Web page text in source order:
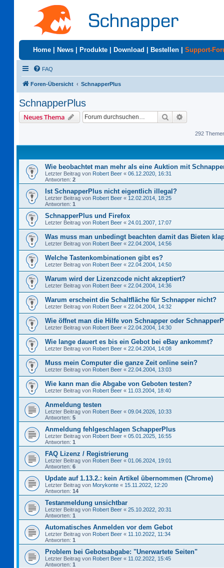
Home News Produkte Download Bestellen Support-
FAQ
Foren-Übersicht SchnapperPlus
SchnapperPlus
Neues Thema Suche
292
Wie beobachtet man mehr als eine Auktion mit
Letzter Beitrag von Robert Beer « 06.12.2020, 16:31
Antworten: 2
Ist SchnapperPlus nicht eigentlich illegal?
Letzter Beitrag von Robert Beer « 12.02.2014, 18:25
Antworten: 1
SchnapperPlus und Firefox
Letzter Beitrag von Robert Beer « 24.01.2007, 17:07
Was muss man unbedingt beachten damit das Bieten
Letzter Beitrag von Robert Beer « 22.04.2004, 14:56
Welche Tastenkombinationen gibt es?
Letzter Beitrag von Robert Beer « 22.04.2004, 14:50
Warum wird der Lizenzcode nicht akzeptiert?
Letzter Beitrag von Robert Beer « 22.04.2004, 14:36
Warum erscheint die Schaltfläche für Schnapper nicht?
Letzter Beitrag von Robert Beer « 22.04.2004, 14:32
Wie öffnet man die Hilfe von Schnapper oder
Letzter Beitrag von Robert Beer « 22.04.2004, 14:30
Wie lange dauert es bis ein Gebot bei eBay ankommt?
Letzter Beitrag von Robert Beer « 22.04.2004, 14:08
Muss mein Computer die ganze Zeit online sein?
Letzter Beitrag von Robert Beer « 22.04.2004, 13:03
Wie kann man die Abgabe von Geboten testen?
Letzter Beitrag von Robert Beer « 11.03.2004, 18:40
Anmeldung testen
Letzter Beitrag von Robert Beer « 09.04.2026, 10:33
Antworten: 5
Anmeldung fehlgeschlagen SchapperPlus
Letzter Beitrag von Robert Beer « 05.01.2025, 16:55
Antworten: 1
FAQ Lizenz / Registrierung
Letzter Beitrag von Robert Beer « 01.06.2024, 19:01
Antworten: 6
Update auf 1.13.2.: kein Artikel übernommen (Chrome)
Letzter Beitrag von Morykonte « 15.11.2022, 12:20
Antworten: 14
Testanmeldung unsichtbar
Letzter Beitrag von Robert Beer « 25.10.2022, 20:31
Antworten: 1
Automatisches Anmelden vor dem Gebot
Letzter Beitrag von Robert Beer « 11.10.2022, 11:34
Antworten: 1
Problem bei Gebotsabgabe: "Unerwartete Seiten"
Letzter Beitrag von Robert Beer « 11.02.2022, 15:45
Antworten: 1